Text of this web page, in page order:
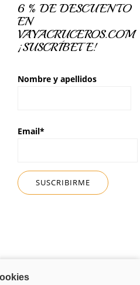
6 % DE DESCUENTO
EN
VAYACRUCEROS.COM
¡SUSCRÍBETE!
Nombre y apellidos
Email*